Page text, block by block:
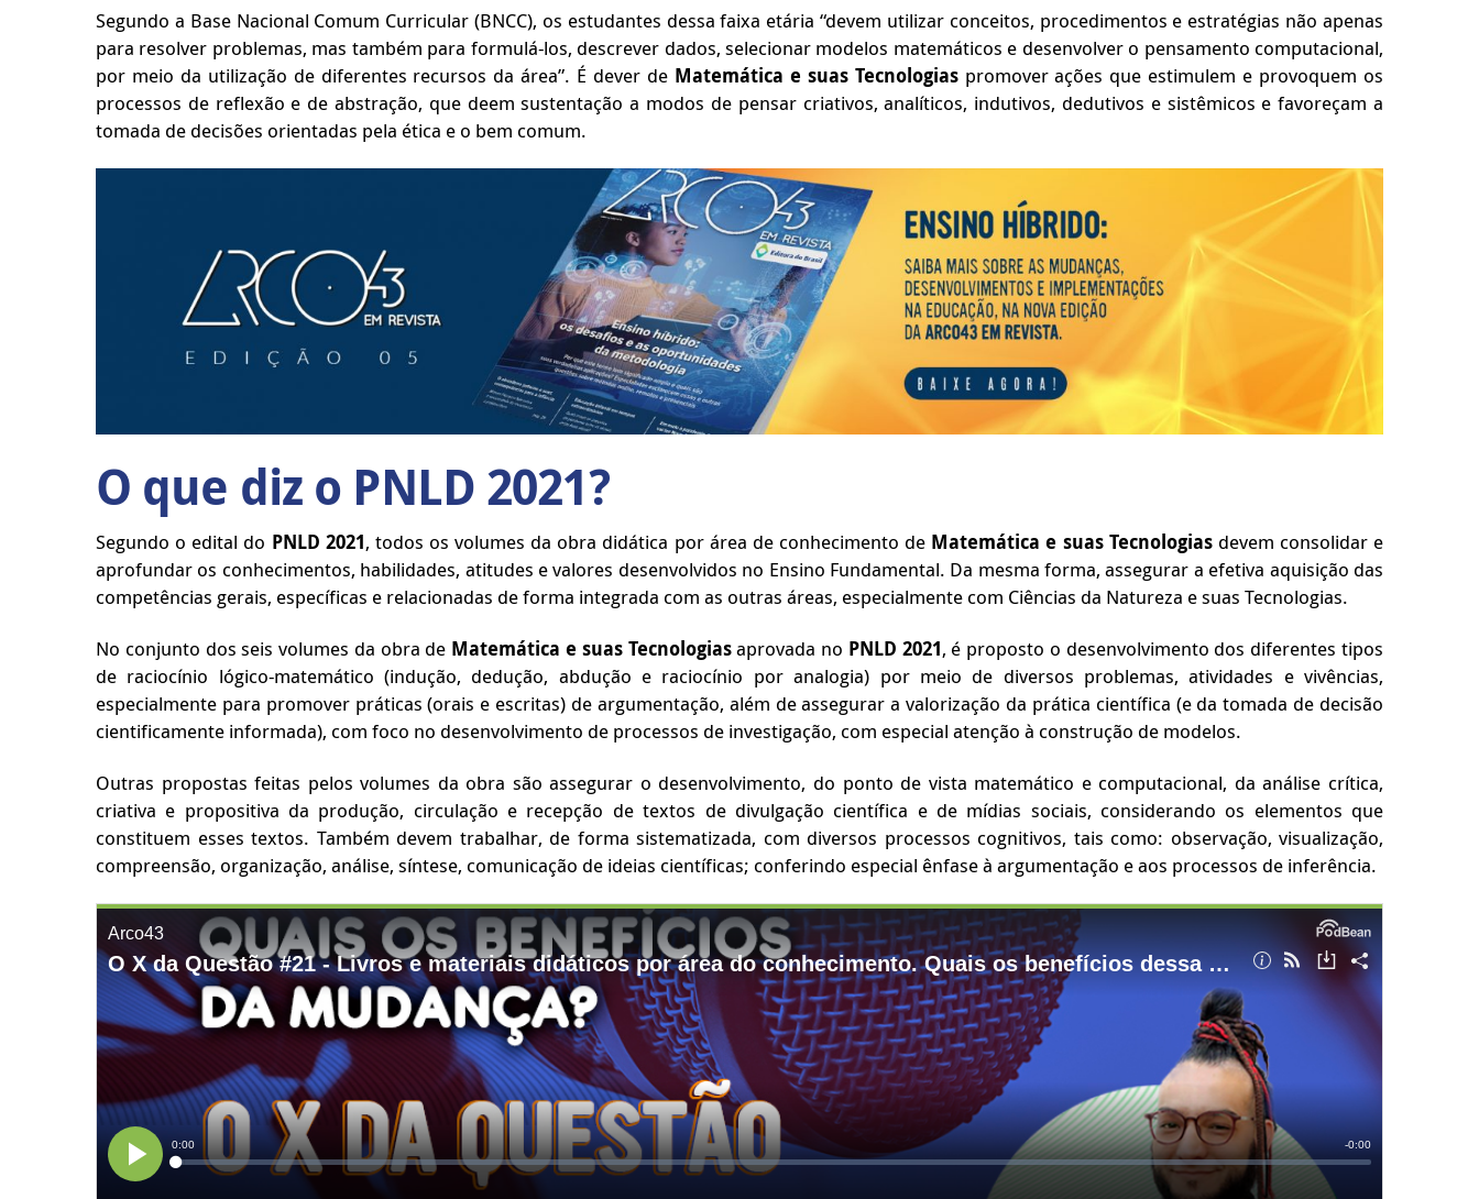
Segundo a Base Nacional Comum Curricular (BNCC), os estudantes dessa faixa etária “devem utilizar conceitos, procedimentos e estratégias não apenas
para resolver problemas, mas também para formulá-los, descrever dados, selecionar modelos matemáticos e desenvolver o pensamento computacional,
por meio da utilização de diferentes recursos da área”. É dever de Matemática e suas Tecnologias promover ações que estimulem e provoquem os
processos de reflexão e de abstração, que deem sustentação a modos de pensar criativos, analíticos, indutivos, dedutivos e sistêmicos e favoreçam a
tomada de decisões orientadas pela ética e o bem comum.
O que diz o PNLD 2021?
Segundo o edital do PNLD 2021, todos os volumes da obra didática por área de conhecimento de Matemática e suas Tecnologias devem consolidar e
aprofundar os conhecimentos, habilidades, atitudes e valores desenvolvidos no Ensino Fundamental. Da mesma forma, assegurar a efetiva aquisição das
competências gerais, específicas e relacionadas de forma integrada com as outras áreas, especialmente com Ciências da Natureza e suas Tecnologias.
No conjunto dos seis volumes da obra de Matemática e suas Tecnologiasaprovada no PNLD 2021, é proposto o desenvolvimento dos diferentes tipos
de raciocínio lógico-matemático (indução, dedução, abdução e raciocínio por analogia) por meio de diversos problemas, atividades e vivências,
especialmente para promover práticas (orais e escritas) de argumentação, além de assegurar a valorização da prática científica (e da tomada de decisão
cientificamente informada), com foco no desenvolvimento de processos de investigação, com especial atenção à construção de modelos.
Outras propostas feitas pelos volumes da obra são assegurar o desenvolvimento, do ponto de vista matemático e computacional, da análise crítica,
criativa e propositiva da produção, circulação e recepção de textos de divulgação científica e de mídias sociais, considerando os elementos que
constituem esses textos. Também devem trabalhar, de forma sistematizada, com diversos processos cognitivos, tais como: observação, visualização,
compreensão, organização, análise, síntese, comunicação de ideias científicas; conferindo especial ênfase à argumentação e aos processos de inferência.